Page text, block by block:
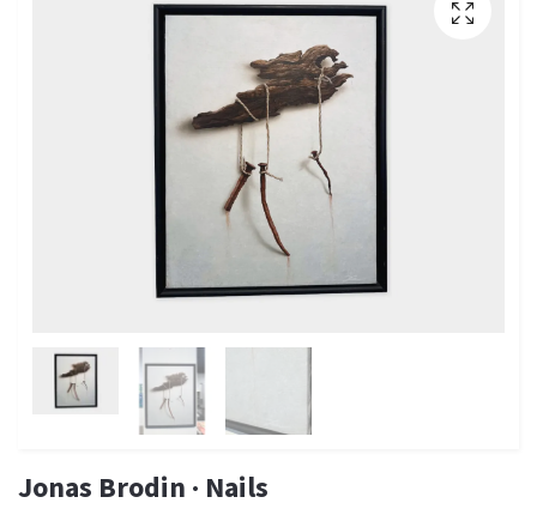
Jonas Brodin · Nails